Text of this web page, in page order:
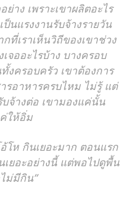
าง เพราะเขาผลิตอะไร
นแรงงานรับจ้างรายวัน
ที่เราเห็นวิถีของเขาช่วง
จออะไรบ้าง บางครอบ
งครอบครัว เขาต้องการ
รอาหารครบไหม ไม่รู้ แต่
จ้างต่อ เขามองแค่นั้น
ให้อิ่ม
อ้โห กินเยอะมาก ตอนแรก
เยอะอย่างนี้ แต่พอไปดูพื้น
ม่มีกิน”